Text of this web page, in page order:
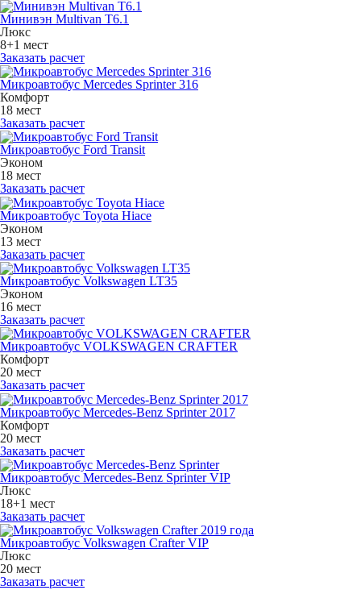
Минивэн Multivan Т6.1
Люкс
8+1 мест
Заказать расчет
Микроавтобус Mercedes Sprinter 316
Комфорт
18 мест
Заказать расчет
Микроавтобус Ford Transit
Эконом
18 мест
Заказать расчет
Микроавтобус Toyota Hiace
Эконом
13 мест
Заказать расчет
Микроавтобус Volkswagen LT35
Эконом
16 мест
Заказать расчет
Микроавтобус VOLKSWAGEN CRAFTER
Комфорт
20 мест
Заказать расчет
Микроавтобус Mercedes-Benz Sprinter 2017
Комфорт
20 мест
Заказать расчет
Микроавтобус Mercedes-Benz Sprinter VIP
Люкс
18+1 мест
Заказать расчет
Микроавтобус Volkswagen Crafter VIP
Люкс
20 мест
Заказать расчет